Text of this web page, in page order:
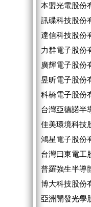
本盟光電股份
訊碟科技股份
達信科技股份
力群電子股份
廣輝電子股份
昱昕電子股份
科橋電子股份
台灣亞德諾半
佳美環境科技
鴻星電子股份
台灣曰東電工
普羅強生半導
博大科技股份
亞洲開發光學